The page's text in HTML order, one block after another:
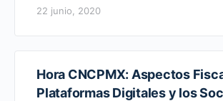
22 junio, 2020
Hora CNCPMX: Aspectos
Plataformas Digitales y los